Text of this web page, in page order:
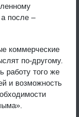
после –
коммерческие
по-другому.
работу того же
и возможность